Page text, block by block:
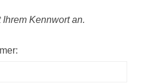
Kennwort an.